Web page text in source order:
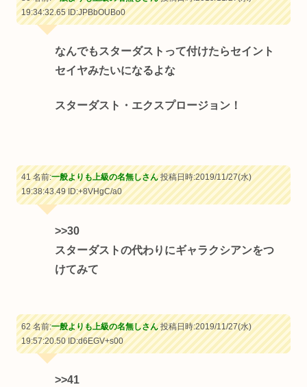
19:34:32.65ID:JPBbOUBo0
なんでもスターダストって付けたらセイント
セイヤみたいになるよな
スターダスト・エクスプロージョン！
41 名前:一般よりも上級の名無しさん投稿日時:2019/11/27(水)
19:38:43.49ID:+8VHgC/a0
>>30
スターダストの代わりにギャラクシアンをつ
けてみて
62 名前:一般よりも上級の名無しさん投稿日時:2019/11/27(水)
19:57:20.50ID:d6EGV+s00
>>41